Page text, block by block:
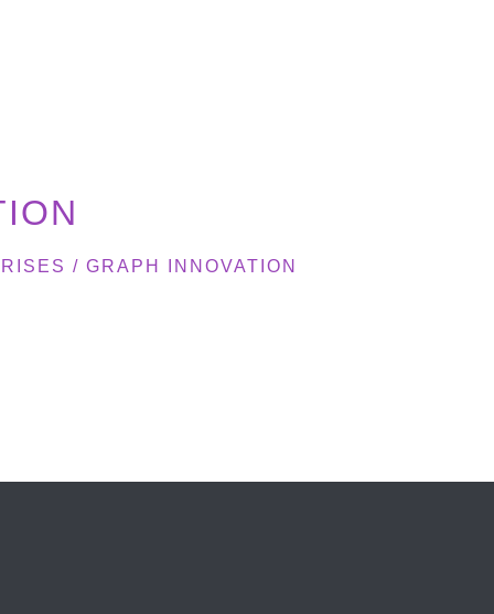
/ GRAPH INNOVATION